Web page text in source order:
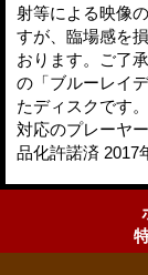
射等による映像
すが、臨場感を
おります。ご了
の「ブルーレイ
たディスクです
対応のプレーヤ
品化許諾済